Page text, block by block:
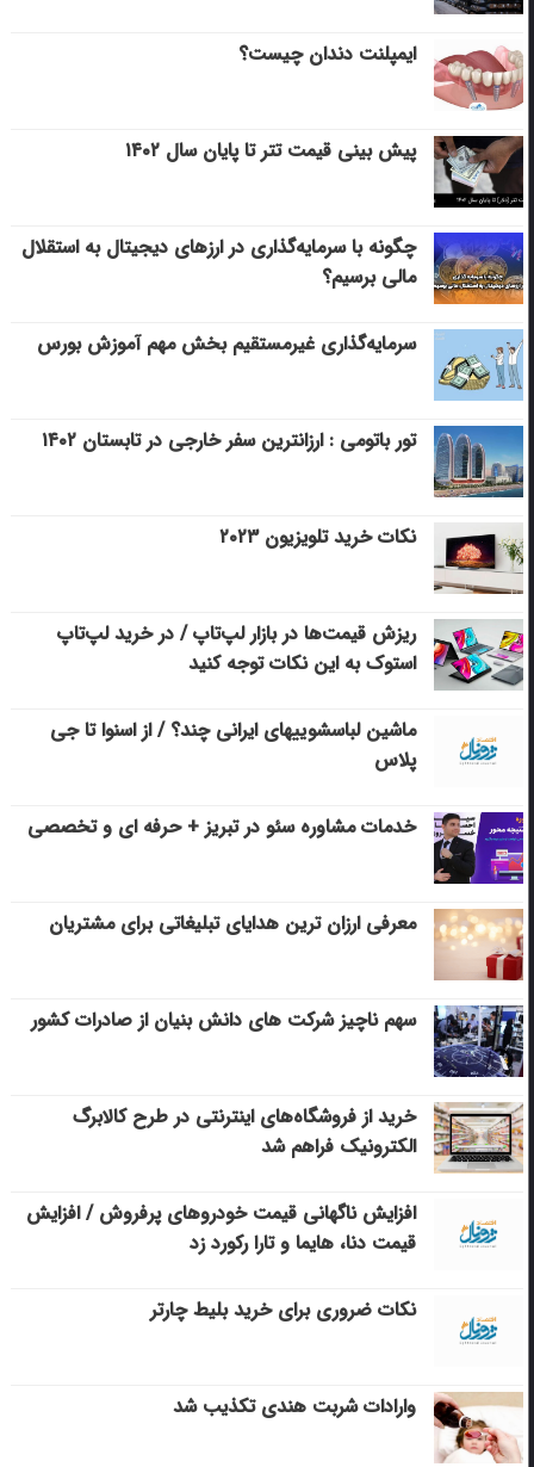
ایمپلنت دندان چیست؟
پیش بینی قیمت تتر تا پایان سال ۱۴۰۲
چگونه با سرمایه‌گذاری در ارزهای دیجیتال به استقلال
مالی برسیم؟
سرمایه‌گذاری غیرمستقیم بخش مهم آموزش بورس
تور باتومی : ارزانترین سفر خارجی در تابستان ۱۴۰۲
نکات خرید تلویزیون ۲۰۲۳
ریزش قیمت‌ها در بازار لپ‌تاپ / در خرید لپ‌تاپ
استوک به این نکات توجه کنید
ماشین لباسشویی‎های ایرانی چند؟ / از اسنوا تا جی
پلاس
خدمات مشاوره سئو در تبریز + حرفه ای و تخصصی
معرفی ارزان ترین هدایای تبلیغاتی برای مشتریان
سهم ناچیز شرکت های دانش بنیان از صادرات کشور
خرید از فروشگاه‌های اینترنتی در طرح کالابرگ
الکترونیک فراهم شد
افزایش ناگهانی قیمت خودروهای پرفروش / افزایش
قیمت دنا، هایما و تارا رکورد زد
نکات ضروری برای خرید بلیط چارتر
وارادات شربت هندی تکذیب شد